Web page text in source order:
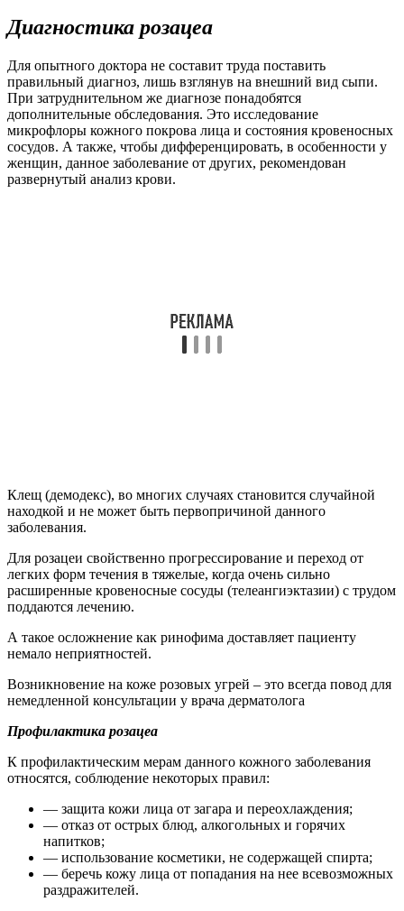
Диагностика розацеа
Для опытного доктора не составит труда поставить
правильный диагноз, лишь взглянув на внешний вид сыпи.
При затруднительном же диагнозе понадобятся
дополнительные обследования. Это исследование
микрофлоры кожного покрова лица и состояния кровеносных
сосудов. А также, чтобы дифференцировать, в особенности у
женщин, данное заболевание от других, рекомендован
развернутый анализ крови.
Клещ (демодекс), во многих случаях становится случайной
находкой и не может быть первопричиной данного
заболевания.
Для розацеи свойственно прогрессирование и переход от
легких форм течения в тяжелые, когда очень сильно
расширенные кровеносные сосуды (телеангиэктазии) с трудом
поддаются лечению.
А такое осложнение как ринофима доставляет пациенту
немало неприятностей.
Возникновение на коже розовых угрей – это всегда повод для
немедленной консультации у врача дерматолога
Профилактика розацеа
К профилактическим мерам данного кожного заболевания
относятся, соблюдение некоторых правил:
— защита кожи лица от загара и переохлаждения;
— отказ от острых блюд, алкогольных и горячих
напитков;
— использование косметики, не содержащей спирта;
— беречь кожу лица от попадания на нее всевозможных
раздражителей.